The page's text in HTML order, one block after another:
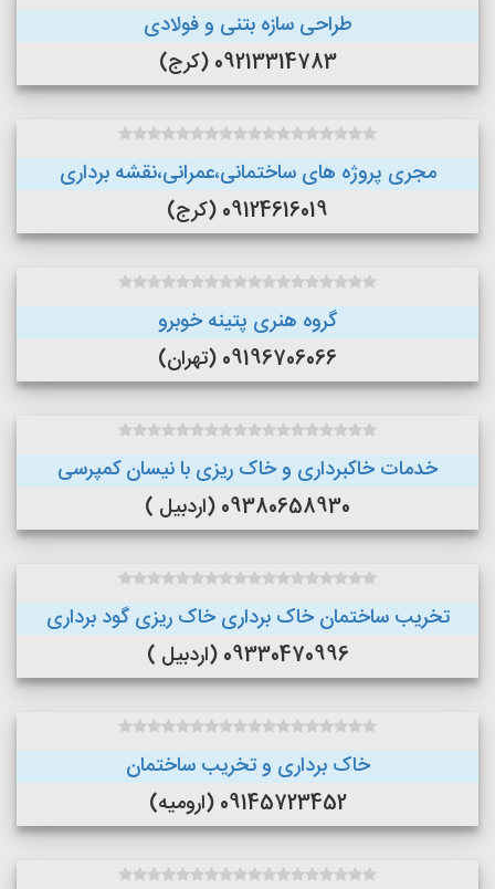
طراحی سازه بتنی و فولادی
09213314783 (کرج)
مجری پروژه های ساختمانی،عمرانی،نقشه برداری
09124616019 (کرج)
گروه هنری پتینه خوبرو
09196706066 (تهران)
خدمات خاکبرداری و خاک ریزی با نیسان کمپرسی
09380658930 (اردبیل )
تخریب ساختمان خاک برداری خاک ریزی گود برداری
09330470996 (اردبیل )
خاک برداری و تخریب ساختمان
09145723452 (ارومیه)